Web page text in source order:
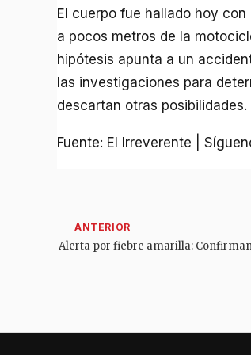
El cuerpo fue hallado hoy
a pocos metros de la
hipótesis apunta a un
las investigaciones para
descartan otras posibilidades.
Fuente: El Irreverente |